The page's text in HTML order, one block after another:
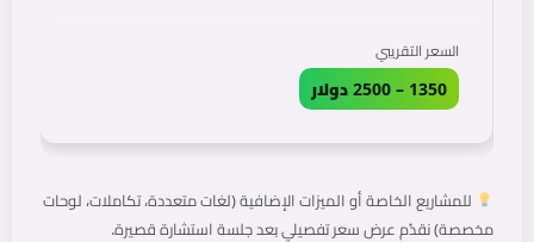
1350 – 2500 دولار
للمشاريع الخاصة أو الميزات الإضافية (لغات متعددة، تكاملات، لوحات
مخصصة) نقدّم عرض سعر تفصيلي بعد جلسة استشارة قصيرة.